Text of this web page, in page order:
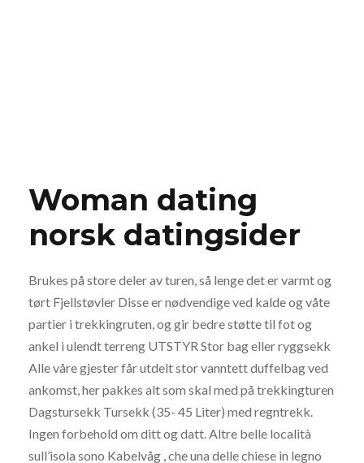
Woman dating
norsk datingsider
Brukes på store deler av turen, så lenge det er varmt og
tørt Fjellstøvler Disse er nødvendige ved kalde og våte
partier i trekkingruten, og gir bedre støtte til fot og
ankel i ulendt terreng UTSTYR Stor bag eller ryggsekk
Alle våre gjester får utdelt stor vanntett duffelbag ved
ankomst, her pakkes alt som skal med på trekkingturen
Dagstursekk Tursekk (35- 45 Liter) med regntrekk.
Ingen forbehold om ditt og datt. Altre belle località
sull’isola sono Kabelvåg , che una delle chiese in legno